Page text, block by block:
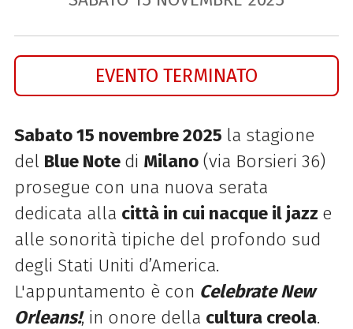
EVENTO TERMINATO
Sabato 15 novembre 2025 la stagione
del Blue Note di Milano(via Borsieri 36)
prosegue con una nuova serata
dedicata alla città in cui nacque il jazz e
alle sonorità tipiche del profondo sud
degli Stati Uniti d’America.
L'appuntamento è con Celebrate New
Orleans!, in onore della cultura creola.